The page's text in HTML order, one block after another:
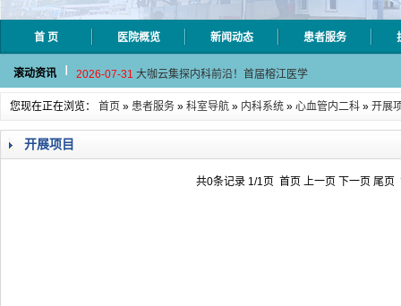
首 页 医院概览 新闻动态 患者服务
滚动资讯
2026-08-04 揭阳市人民医院水电相关设施维护服
2026-07-31 大咖云集探内科前沿！首届榕江医学
2026-07-31 以学术聚合力 | 运动健康分论坛助
2026-07-31 揭阳市人民医院手腕带采购项目（第
学术聚力！妇儿分论坛精彩收官
您现在正在浏览： 首页 » 患者服务 » 科室导航 » 内科系统 » 心血管内二科 » 开展
开展项目
共0条记录 1/1页首页 上一页 下一页 尾页